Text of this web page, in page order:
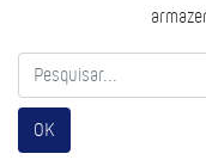
OK